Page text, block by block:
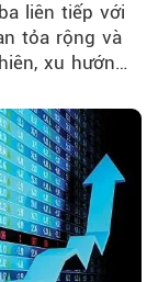
liên tiếp với
tỏa rộng và
xu hướng